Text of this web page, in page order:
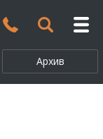
Архив